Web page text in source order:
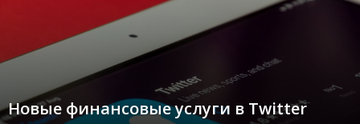
Новые финансовые услуги в Twitter